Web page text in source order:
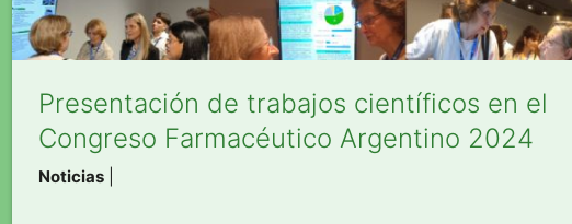
Presentación de trabajos científicos en el
Congreso Farmacéutico Argentino 2024
Noticias